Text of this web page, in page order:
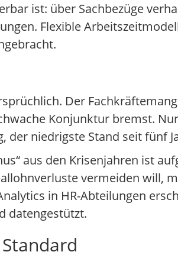
ist: über Sachbezüge
Flexible
Der
Konjunktur bremst.
der niedrigste Stand seit fünf
aus den Krisenjahren ist
vermeiden will,
in HR-Abteilungen
datengestützt.